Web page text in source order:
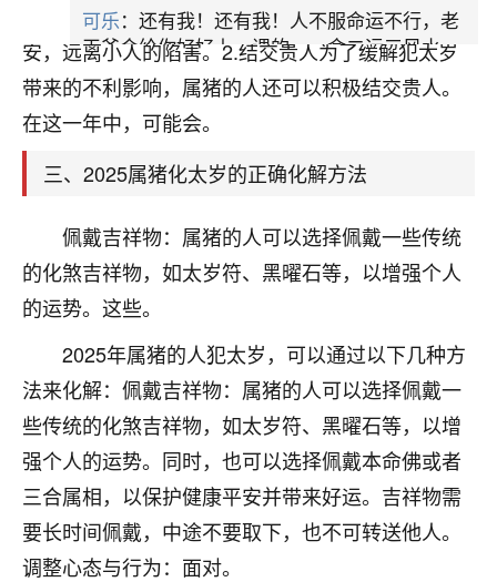
帝钱或葫芦等。长期佩戴这些饰品有助于保佑平
安，远离小人的陷害。2.结交贵人为了缓解犯太岁
带来的不利影响，属猪的人还可以积极结交贵人。
在这一年中，可能会。
三、2025属猪化太岁的正确化解方法
佩戴吉祥物：属猪的人可以选择佩戴一些传统
的化煞吉祥物，如太岁符、黑曜石等，以增强个人
的运势。这些。
2025年属猪的人犯太岁，可以通过以下几种方
法来化解：佩戴吉祥物：属猪的人可以选择佩戴一
些传统的化煞吉祥物，如太岁符、黑曜石等，以增
强个人的运势。同时，也可以选择佩戴本命佛或者
三合属相，以保护健康平安并带来好运。吉祥物需
要长时间佩戴，中途不要取下，也不可转送他人。
调整心态与行为：面对。
可乐：还有我！还有我！人不服命运不行，老
天爷会给你好好上一课的。一命二运三风水，
哪样不服都不行！
平安是福：我也是每年找老师化太岁，看年
卦，认识老师3年了，都是缘分啊！
17分钟前 来自湖北
心若莲花
我是做餐饮的，这两年，生意屡屡受挫，店开一家关
一家，要么生意不好，生意好的就出事。前些年攒的
家底快败光了，真是倒霉！我也想找人看看到底怎么
鹿森 ：你可以找老师看看，人有时不服命不行
啊！
太阳当空赵：我也做餐饮的，生意不算大，但
是我从找店开始都是找慧来老师跟进的，选
址、风水、还有开业日子，哪哪都看了，虽然
大环境不好，但是我家生意还可以，前几天又
刚找老师做了补财库，希望财运更好一点！